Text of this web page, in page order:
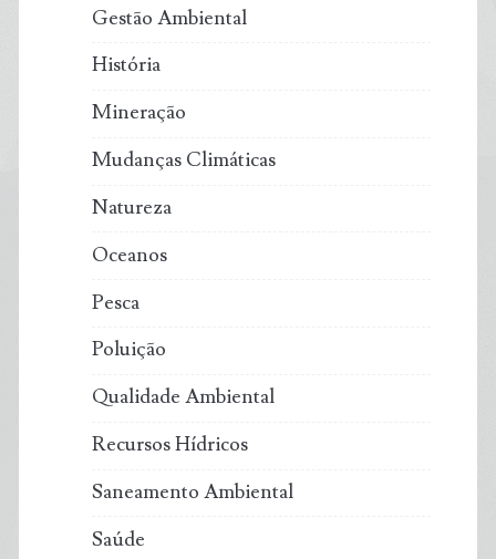
Gestão Ambiental
História
Mineração
Mudanças Climáticas
Natureza
Oceanos
Pesca
Poluição
Qualidade Ambiental
Recursos Hídricos
Saneamento Ambiental
Saúde